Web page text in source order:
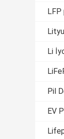
Li
Pil
EV